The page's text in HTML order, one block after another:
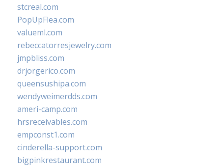
stcreal.com
PopUpFlea.com
valueml.com
rebeccatorresjewelry.com
jmpbliss.com
drjorgerico.com
queensushipa.com
wendyweimerdds.com
ameri-camp.com
hrsreceivables.com
empconst1.com
cinderella-support.com
bigpinkrestaurant.com